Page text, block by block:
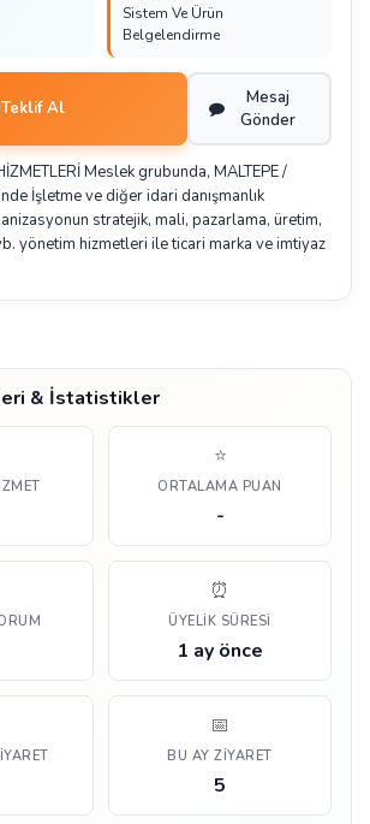
Sistem Ve Ürün
Belgelendirme
Teklif Al
Mesaj
Gönder
Meslek grubunda, MALTEPE /
İşletme ve diğer idari danışmanlık
stratejik, mali, pazarlama, üretim,
yönetim hizmetleri ile ticari marka ve imtiyaz
& İstatistikler
⭐
ORTALAMA PUAN
-
⏰
ÜYELIK SÜRESI
1 ay önce
📅
BU AY ZIYARET
5